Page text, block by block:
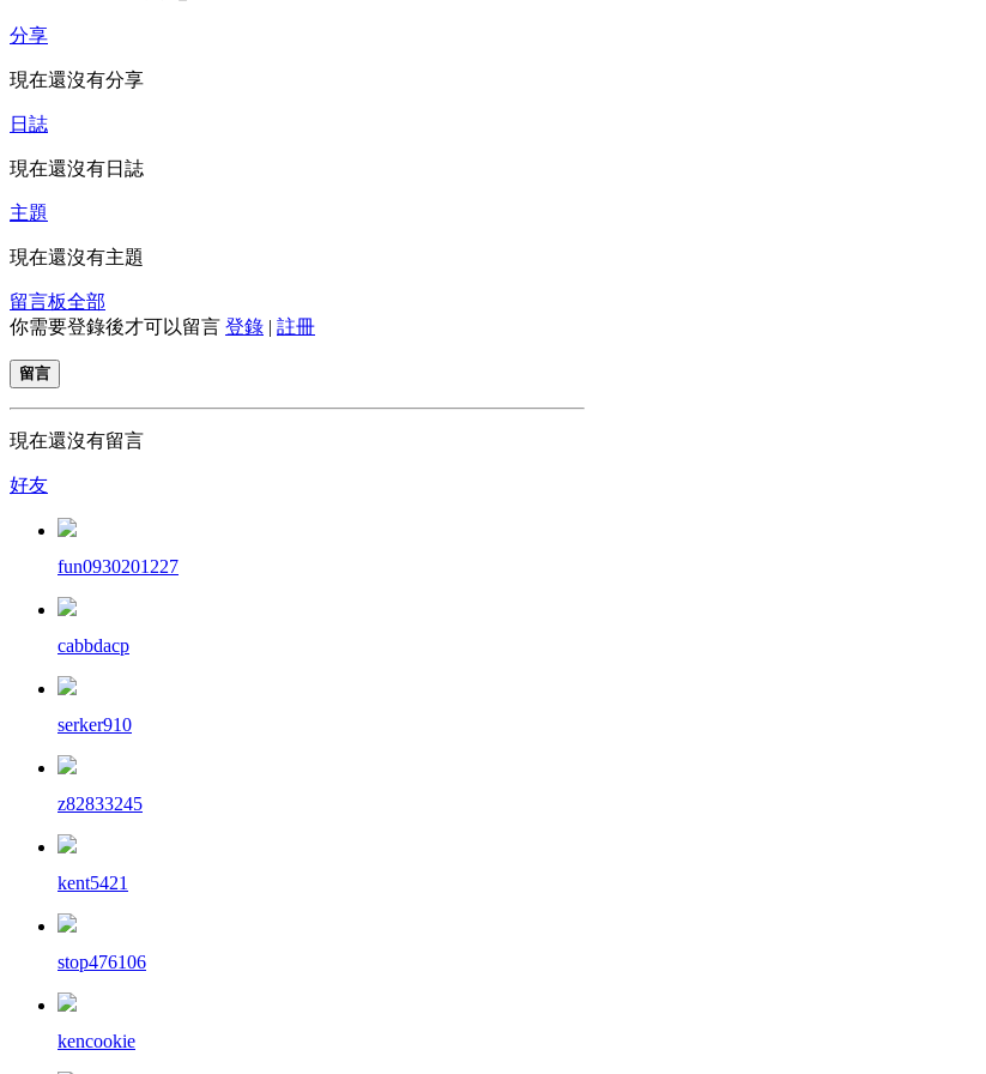
分享
現在還沒有分享
日誌
現在還沒有日誌
主題
現在還沒有主題
留言板全部
你需要登錄後才可以留言 登錄 | 註冊
留言
現在還沒有留言
好友
fun0930201227
cabbdacp
serker910
z82833245
kent5421
stop476106
kencookie